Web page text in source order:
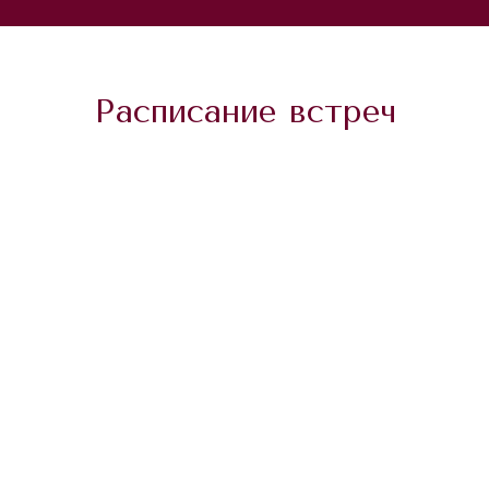
Расписание встреч